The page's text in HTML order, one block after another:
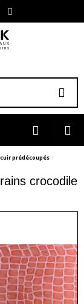
prédécoupés
crocodile